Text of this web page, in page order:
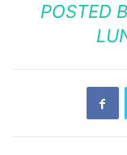
POSTED